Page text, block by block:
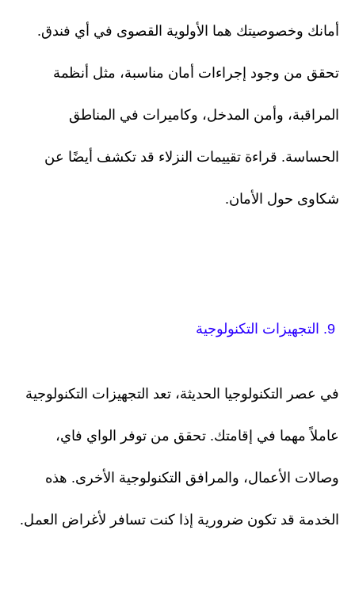
أمانك وخصوصيتك هما الأولوية القصوى في أي فندق.
تحقق من وجود إجراءات أمان مناسبة، مثل أنظمة
المراقبة، وأمن المدخل، وكاميرات في المناطق
الحساسة. قراءة تقييمات النزلاء قد تكشف أيضًا عن
شكاوى حول الأمان.
في عصر التكنولوجيا الحديثة، تعد التجهيزات التكنولوجية
عاملاً مهما في إقامتك. تحقق من توفر الواي فاي،
وصالات الأعمال، والمرافق التكنولوجية الأخرى. هذه
الخدمة قد تكون ضرورية إذا كنت تسافر لأغراض العمل.